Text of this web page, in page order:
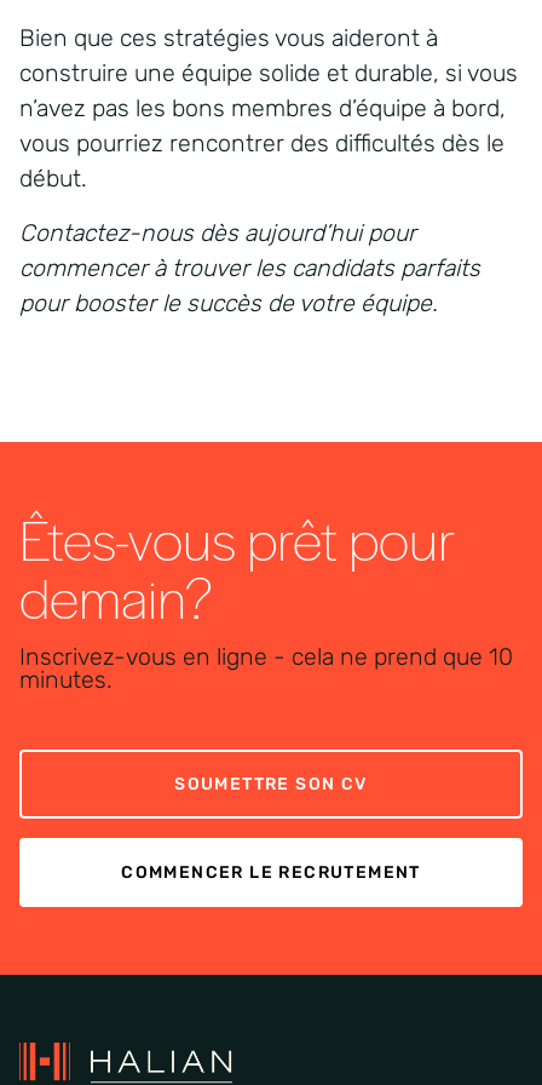
Bien que ces stratégies vous aideront à
construire une équipe solide et durable, si vous
n’avez pas les bons membres d’équipe à bord,
vous pourriez rencontrer des difficultés dès le
début.
Contactez-nous dès aujourd’hui pour
commencer à trouver les candidats parfaits
pour booster le succès de votre équipe.
Êtes-vous prêt pour
demain?
Inscrivez-vous en ligne - cela ne prend que 10
minutes.
SOUMETTRE SON CV
COMMENCER LE RECRUTEMENT